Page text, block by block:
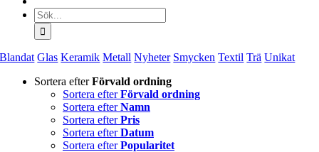
Sök
efter:
Blandat Glas Keramik Metall Nyheter Smycken Textil Trä Unikat
Sortera efterFörvald ordning
Sortera efterFörvald ordning
Sortera efterNamn
Sortera efterPris
Sortera efterDatum
Sortera efterPopularitet